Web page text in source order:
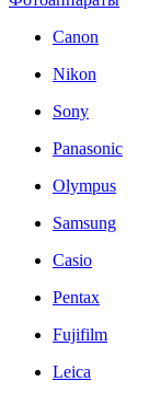
Canon
Nikon
Sony
Panasonic
Olympus
Samsung
Casio
Pentax
Fujifilm
Leica